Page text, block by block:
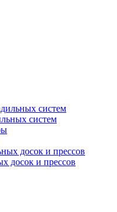
систем
досок и прессов